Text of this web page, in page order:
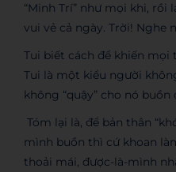
“Minh Trí” như mọi khi,
vui vẻ cả ngày. Trời! Nghe
Tui biết cách để khiến mọi
Tui là một kiểu người
không “quậy” cho nó
Tóm lại là, để bản thân
mình buồn thì cứ khoan
thoải mái, được-là-mình